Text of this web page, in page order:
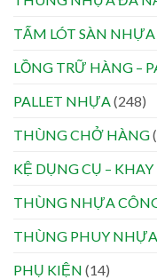
TẤM LÓT SÀN NHỰA
LỒNG TRỮ HÀNG –
PALLET NHỰA (248)
THÙNG CHỞ HÀNG
KỆ DỤNG CỤ –
THÙNG NHỰA
THÙNG PHUY NHỰA
PHỤ KIỆN (14)